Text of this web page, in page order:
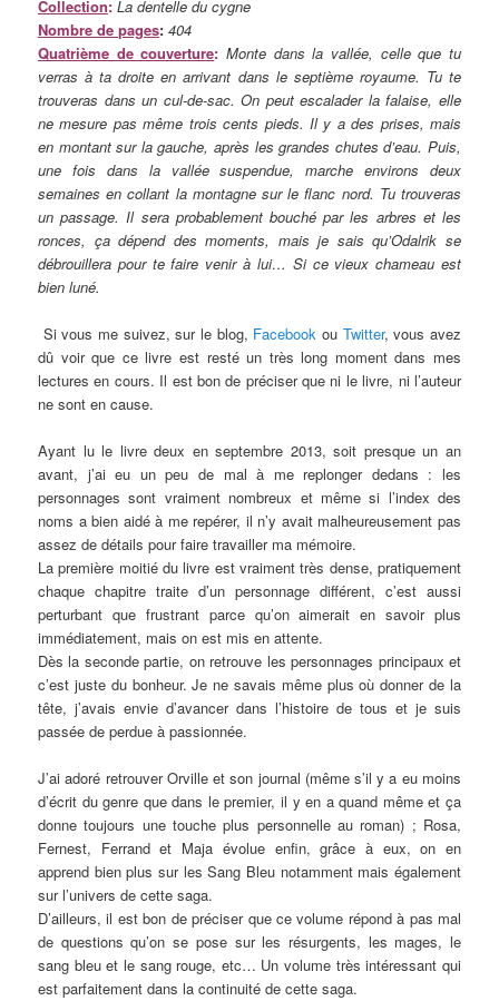
Collection:La dentelle du cygne
Nombre de pages: 404
Quatrième de couverture:Monte dans la vallée, celle que tu
verras à ta droite en arrivant dans le septième royaume. Tu te
trouveras dans un cul-de-sac. On peut escalader la falaise, elle
ne mesure pas même trois cents pieds. Il y a des prises, mais
en montant sur la gauche, après les grandes chutes d’eau. Puis,
une fois dans la vallée suspendue, marche environs deux
semaines en collant la montagne sur le flanc nord. Tu trouveras
un passage. Il sera probablement bouché par les arbres et les
ronces, ça dépend des moments, mais je sais qu’Odalrik se
débrouillera pour te faire venir à lui… Si ce vieux chameau est
bien luné.
Si vous me suivez, sur le blog, Facebook ou Twitter, vous avez
dû voir que ce livre est resté un très long moment dans mes
lectures en cours. Il est bon de préciser que ni le livre, ni l’auteur
ne sont en cause.
Ayant lu le livre deux en septembre 2013, soit presque un an
avant, j’ai eu un peu de mal à me replonger dedans : les
personnages sont vraiment nombreux et même si l’index des
noms a bien aidé à me repérer, il n’y avait malheureusement pas
assez de détails pour faire travailler ma mémoire.
La première moitié du livre est vraiment très dense, pratiquement
chaque chapitre traite d’un personnage différent, c’est aussi
perturbant que frustrant parce qu’on aimerait en savoir plus
immédiatement, mais on est mis en attente.
Dès la seconde partie, on retrouve les personnages principaux et
c’est juste du bonheur. Je ne savais même plus où donner de la
tête, j’avais envie d’avancer dans l’histoire de tous et je suis
passée de perdue à passionnée.
J’ai adoré retrouver Orville et son journal (même s’il y a eu moins
d’écrit du genre que dans le premier, il y en a quand même et ça
donne toujours une touche plus personnelle au roman) ; Rosa,
Fernest, Ferrand et Maja évolue enfin, grâce à eux, on en
apprend bien plus sur les Sang Bleu notamment mais également
sur l’univers de cette saga.
D’ailleurs, il est bon de préciser que ce volume répond à pas mal
de questions qu’on se pose sur les résurgents, les mages, le
sang bleu et le sang rouge, etc… Un volume très intéressant qui
est parfaitement dans la continuité de cette saga.